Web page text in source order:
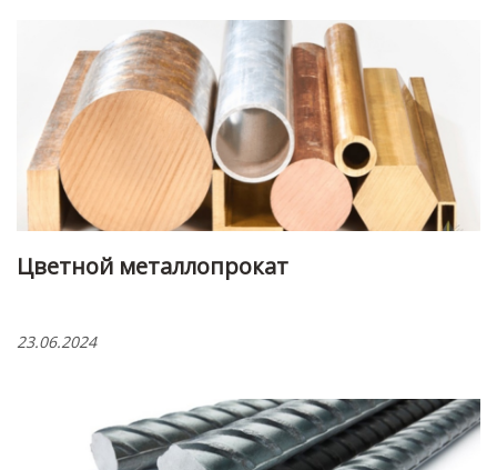
Цветной металлопрокат
23.06.2024